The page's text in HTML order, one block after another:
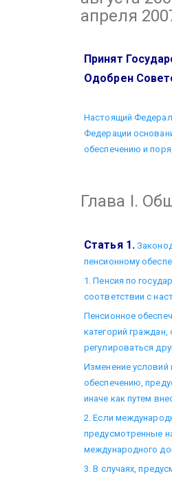
апреля
Принят
Одобрен
Настоящий
Федерации
обеспечению и
Глава I.
Статья 1.
пенсионному
1. Пенсия по
соответствии с
Пенсионное
категорий
регулироваться
Изменение условий
обеспечению,
иначе как путем
2. Если
предусмотренные
международного
3. В случаях,